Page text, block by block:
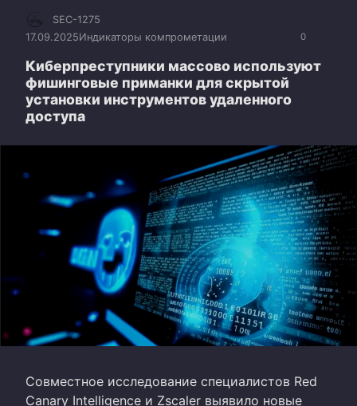
0
SEC-1275
17.09.2025Индикаторы компрометации
Киберпреступники массово используют
фишинговые приманки для скрытой
установки инструментов удаленного
доступа
Совместное исследование специалистов Red
Canary Intelligence и Zscaler выявило новые